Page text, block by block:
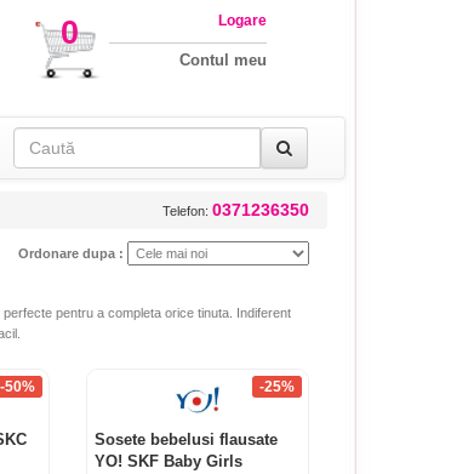
0 Logare
Contul meu
Telefon: 0371236350
Ordonare dupa :
pentru a completa orice tinuta. Indiferent
-50% -25%
Sosete bebelusi flausate
YO! SKF Baby Girls